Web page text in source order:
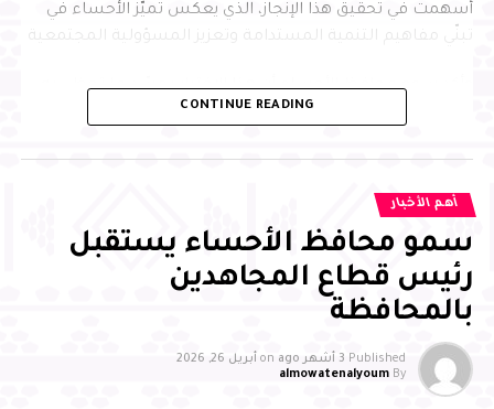
أسهمت في تحقيق هذا الإنجاز، الذي يعكس تميّز الأحساء في
تبنّي مفاهيم التنمية المستدامة وتعزيز المسؤولية المجتمعية
وأكد سمو محافظ الأحساء أن هذا الاختيار يجسّد ما تحظى به
المحافظة من تقدير إقليمي نظير جهودها في تطبيق معايير
تنمويًا مستدامًا، مشيرًا إلى أن ذلك يعكس الدور الريادي
للأحساء في تعزيز جودة الحياة وبناء الشراكات الإستراتيجية، بما
والاهتمام الذي توليه القيادة الرشيدة –حفظها الله–، ويعزّز
مكانتها مدينة رائدة في تبنّي المسؤولية المجتمعية على
المستويين الإقليمي والدولي
ودشّن سموّه الهوية والمبادرة الخاصة بالمسؤولية المجتمعية،
إلى جانب عرض مرئي استعرض أبرز منجزات الأحساء في هذا
المجال ، ومن جهته، أكد الدكتور يوسف عبدالغفار أن استحقاق
CONTINUE READING
أهم الأخبار
سمو محافظ الأحساء يستقبل
رئيس قطاع المجاهدين
بالمحافظة
Published 3 أشهر ago on أبريل 26, 2026
By
almowatenalyoum